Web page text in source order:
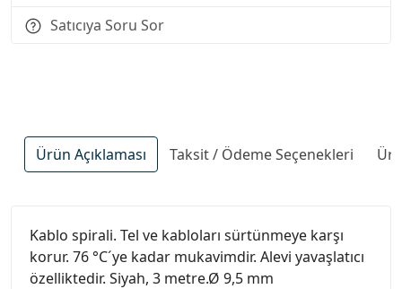
Satıcıya Soru Sor
Ürün Açıklaması Taksit / Ödeme Seçenekleri
Kablo spirali. Tel ve kabloları sürtünmeye karşı
korur. 76 °C´ye kadar mukavimdir. Alevi yavaşlatıcı
özelliktedir. Siyah, 3 metre.Ø 9,5 mm